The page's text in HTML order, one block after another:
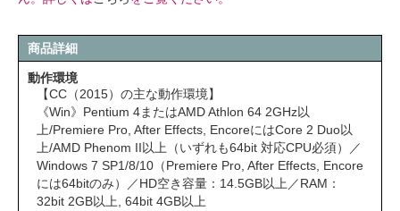
商品詳細
動作環境
【CC（2015）の主な動作環境】
《Win》Pentium 4またはAMD Athlon 64 2GHz以
上/Premiere Pro, After Effects, EncoreにはCore 2 Duo以
上/AMD Phenom II以上（いずれも64bit 対応CPU必須）／
Windows 7 SP1/8/10（Premiere Pro, After Effects, Encore
には64bitのみ）／HD空き容量：14.5GB以上／RAM：
32bit 2GB以上, 64bit 4GB以上